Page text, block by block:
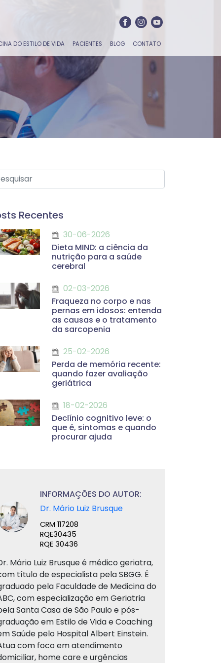
DO ESTILO DE VIDA PACIENTES BLOG CONTATO
Recentes
30-06-2026
Dieta MIND: a ciência da
nutrição para a saúde
cerebral
02-03-2026
Fraqueza no corpo e nas
pernas em idosos: entenda
as causas e o tratamento
da sarcopenia
25-02-2026
Perda de memória recente:
quando fazer avaliação
geriátrica
18-02-2026
Declínio cognitivo leve: o
que é, sintomas e quando
procurar ajuda
INFORMAÇÕES DO AUTOR:
Dr. Mário Luiz Brusque
CRM 117208
RQE30435
RQE 30436
Mário Luiz Brusque é médico geriatra,
título de especialista pela SBGG. É
pela Faculdade de Medicina do
com especialização em Geriatria
Santa Casa de São Paulo e pós-
em Estilo de Vida e Coaching
Saúde pelo Hospital Albert Einstein.
com foco em atendimento
home care e urgências